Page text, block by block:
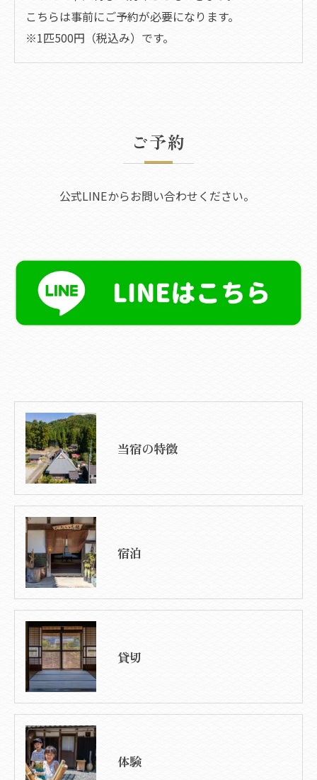
こちらは事前にご予約が必要になります。
※1匹500円（税込み）です。
ご予約
公式LINEから​お問い合わせください。
当宿の特徴
宿泊
貸切
体験